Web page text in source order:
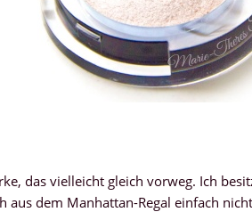
das vielleicht gleich vorweg. Ich
aus dem Manhattan-Regal einfach